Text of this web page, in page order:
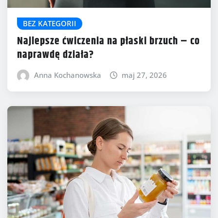
BEZ KATEGORII
Najlepsze ćwiczenia na płaski brzuch – co
naprawdę działa?
Anna Kochanowska maj 27, 2026